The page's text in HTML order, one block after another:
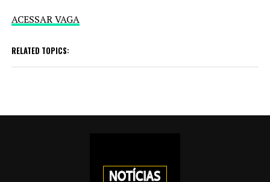
ACESSAR VAGA
RELATED TOPICS: